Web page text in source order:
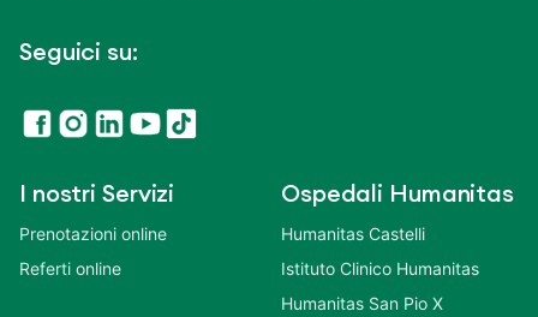
Seguici su:
I nostri Servizi
Prenotazioni online
Referti online
Ospedali Humanitas
Humanitas Castelli
Istituto Clinico Humanitas
Humanitas San Pio X